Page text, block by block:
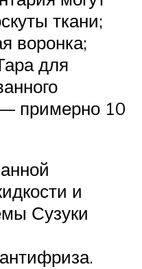
ткани;
воронка;
для
примерно 10
и
Сузуки